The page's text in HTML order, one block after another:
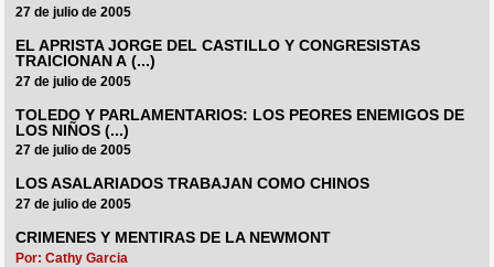
27 de julio de 2005
EL APRISTA JORGE DEL CASTILLO Y CONGRESISTAS
TRAICIONAN A (...)
27 de julio de 2005
TOLEDO Y PARLAMENTARIOS: LOS PEORES ENEMIGOS DE
LOS NIÑOS (...)
27 de julio de 2005
LOS ASALARIADOS TRABAJAN COMO CHINOS
27 de julio de 2005
CRIMENES Y MENTIRAS DE LA NEWMONT
Por: Cathy Garcia